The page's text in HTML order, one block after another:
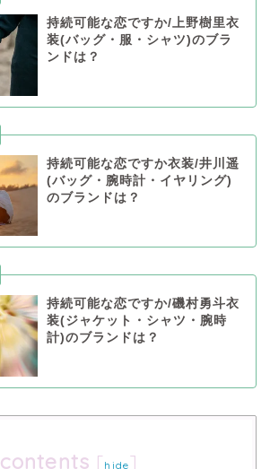
持続可能な恋ですか/上野樹里衣
装(バッグ・服・シャツ)のブラ
ンドは？
持続可能な恋ですか衣装/井川遥
(バッグ・腕時計・イヤリング)
のブランドは？
持続可能な恋ですか/磯村勇斗衣
装(ジャケット・シャツ・腕時
計)のブランドは？
contents [ hide]